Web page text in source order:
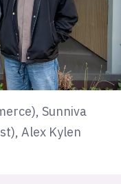
Sunniva
Alex Kylen
apputvikling
design
inn/ut